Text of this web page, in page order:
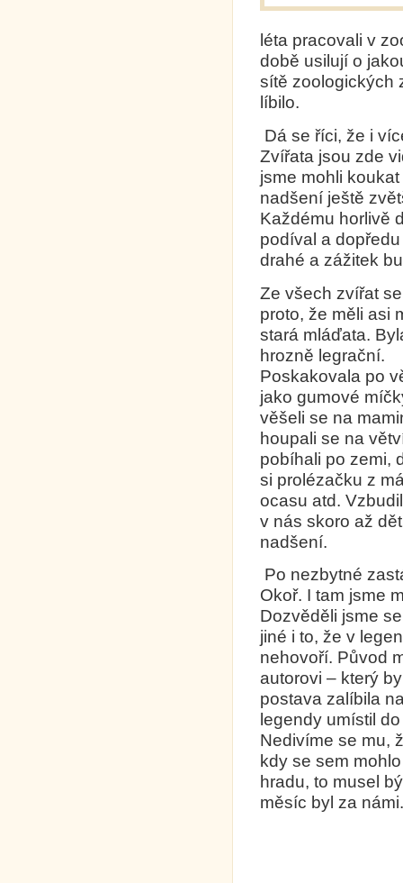
léta pracovali v
době usilují o
sítě zoologických
líbilo.
Dá se říci, že i
Zvířata jsou zde
jsme mohli
nadšení ještě
Každému horlivě
podíval a
drahé a zážitek
Ze všech zvířat
proto, že měli asi
stará mláďata.
hrozně legrační.
Poskakovala po
jako gumové
věšeli se na
houpali se na
pobíhali po zemi,
si prolézačku z
ocasu atd.
v nás skoro až
nadšení.
Po nezbytné
Okoř. I tam jsme
Dozvěděli jsme
jiné i to, že v
nehovoří. Původ
autorovi – který
postava zalíbila
legendy umístil
Nedivíme se mu,
kdy se sem
hradu, to musel
měsíc byl za námi.